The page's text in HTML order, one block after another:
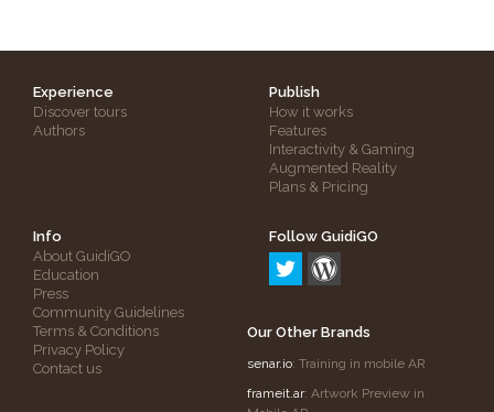
Experience
Discover tours
Authors
Publish
How it works
Features
Interactivity & Gaming
Augmented Reality
Plans & Pricing
Info
About GuidiGO
Education
Press
Community Guidelines
Terms & Conditions
Privacy Policy
Contact us
Follow GuidiGO
Our Other Brands
senar.io: Training in mobile AR
frameit.ar: Artwork Preview in